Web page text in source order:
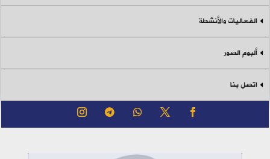
الفعاليات والأنشطة
ألبوم الصور
اتصل بنا